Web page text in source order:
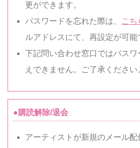
更ができます。
パスワードを忘れた際は、
こち
ルアドレスにて、再設定が可能
下記問い合わせ窓口ではパス
えできません。ご了承ください
●購読解除/退会
アーティストが新規のメール